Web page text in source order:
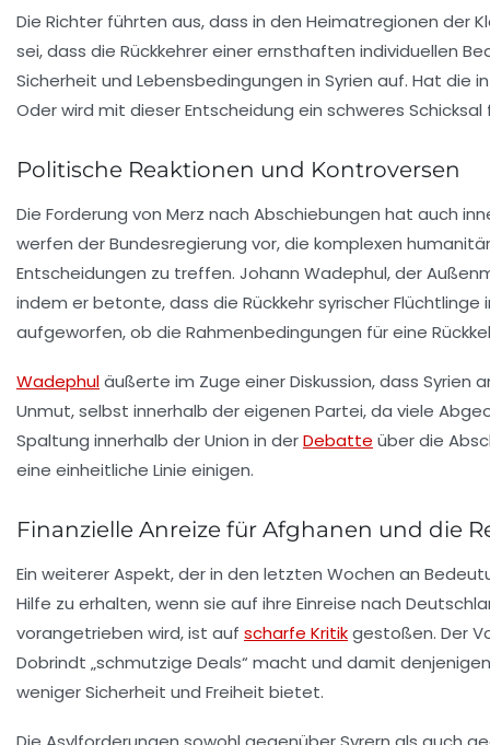
Die Richter führten aus, dass in den Heimatregionen der
sei, dass die Rückkehrer einer ernsthaften individuellen
Sicherheit und Lebensbedingungen in Syrien auf. Hat
Oder wird mit dieser Entscheidung ein schweres
Politische Reaktionen und Kontroversen
Die Forderung von Merz nach Abschiebungen hat auch
werfen der Bundesregierung vor, die komplexen
Entscheidungen zu treffen. Johann Wadephul, der
indem er betonte, dass die Rückkehr syrischer
aufgeworfen, ob die Rahmenbedingungen für eine
Wadephuläußerte im Zuge einer Diskussion, dass Syrien
Unmut, selbst innerhalb der eigenen Partei, da viele
Spaltung innerhalb derUnion in derDebatte über die
eine einheitliche Linie einigen.
Finanzielle Anreize für Afghanen und die
Ein weiterer Aspekt, der in den letzten Wochen an
Hilfe zu erhalten, wenn sie auf ihre Einreise nach
vorangetrieben wird, ist auf scharfe Kritikgestoßen. Der
Dobrindt „schmutzige Deals“ macht und damit
weniger Sicherheit und Freiheit bietet.